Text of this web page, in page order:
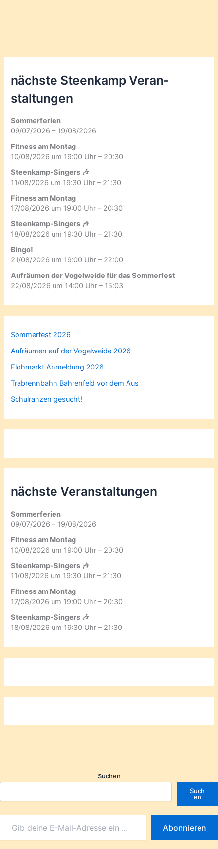
nächste Steenkamp Veran­
staltungen
Sommerferien
09/07/2026 – 19/08/2026
Fitness am Montag
10/08/2026 um 19:00 Uhr – 20:30
Steenkamp-Singers 🎶
11/08/2026 um 19:30 Uhr – 21:30
Fitness am Montag
17/08/2026 um 19:00 Uhr – 20:30
Steenkamp-Singers 🎶
18/08/2026 um 19:30 Uhr – 21:30
Bingo!
21/08/2026 um 19:00 Uhr – 22:00
Aufräumen der Vogelweide für das Sommerfest
22/08/2026 um 14:00 Uhr – 15:03
Sommerfest 2026
Aufräumen auf der Vogelweide 2026
Flohmarkt Anmeldung 2026
Trabrennbahn Bahrenfeld vor dem Aus
Schulranzen gesucht!
nächste Veranstaltungen
Sommerferien
09/07/2026 – 19/08/2026
Fitness am Montag
10/08/2026 um 19:00 Uhr – 20:30
Steenkamp-Singers 🎶
11/08/2026 um 19:30 Uhr – 21:30
Fitness am Montag
17/08/2026 um 19:00 Uhr – 20:30
Steenkamp-Singers 🎶
18/08/2026 um 19:30 Uhr – 21:30
Suchen
Such
en
Abonnieren